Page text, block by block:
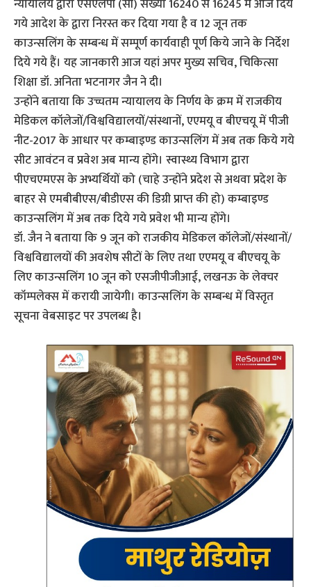
न्यायालय द्वारा एसएलपी (सी) संख्या 16240 से 16245 में आज दिये
गये आदेश के द्वारा निरस्त कर दिया गया है व 12 जून तक
काउन्सलिंग के सम्बन्ध में सम्पूर्ण कार्यवाही पूर्ण किये जाने के निर्देश
दिये गये हैं। यह जानकारी आज यहां अपर मुख्य सचिव, चिकित्सा
शिक्षा डॉ. अनिता भटनागर जैन ने दी।
उन्होंने बताया कि उच्चतम न्यायालय के निर्णय के क्रम में राजकीय
मेडिकल कॉलेजों/विश्वविद्यालयों/संस्थानों, एएमयू व बीएचयू में पीजी
नीट-2017 के आधार पर कम्बाइण्ड काउन्सलिंग में अब तक किये गये
सीट आवंटन व प्रवेश अब मान्य होंगे। स्वास्थ्य विभाग द्वारा
पीएचएमएस के अभ्यर्थियों को (चाहे उन्होंने प्रदेश से अथवा प्रदेश के
बाहर से एमबीबीएस/बीडीएस की डिग्री प्राप्त की हो) कम्बाइण्ड
काउन्सलिंग में अब तक दिये गये प्रवेश भी मान्य होंगे।
डॉ. जैन ने बताया कि 9 जून को राजकीय मेडिकल कॉलेजों/संस्थानों/
विश्वविद्यालयों की अवशेष सीटों के लिए तथा एएमयू व बीएचयू के
लिए काउन्सलिंग 10 जून को एसजीपीजीआई, लखनऊ के लेक्चर
कॉम्पलेक्स में करायी जायेगी। काउन्सलिंग के सम्बन्ध में विस्तृत
सूचना वेबसाइट पर उपलब्ध है।